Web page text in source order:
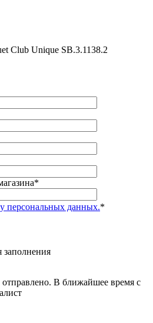
Club Unique SB.3.1138.2
*
персональных данных.*
заполнения
В ближайшее время с